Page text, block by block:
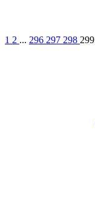
1 2 ... 296 297 298 299